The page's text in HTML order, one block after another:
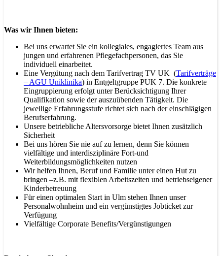
Was wir Ihnen bieten:
Bei uns erwartet Sie ein kollegiales, engagiertes Team aus
jungen und erfahrenen Pflegefachpersonen, das Sie
individuell einarbeitet.
Eine Vergütung nach dem Tarifvertrag TV UK (Tarifverträge
– AGU Uniklinika) in Entgeltgruppe PUK 7. Die konkrete
Eingruppierung erfolgt unter Berücksichtigung Ihrer
Qualifikation sowie der auszuübenden Tätigkeit. Die
jeweilige Erfahrungsstufe richtet sich nach der einschlägigen
Berufserfahrung.
Unsere betriebliche Altersvorsorge bietet Ihnen zusätzlich
Sicherheit
Bei uns hören Sie nie auf zu lernen, denn Sie können
vielfältige und interdisziplinäre Fort-und
Weiterbildungsmöglichkeiten nutzen
Wir helfen Ihnen, Beruf und Familie unter einen Hut zu
bringen –z.B. mit flexiblen Arbeitszeiten und betriebseigener
Kinderbetreuung
Für einen optimalen Start in Ulm stehen Ihnen unser
Personalwohnheim und ein vergünstigtes Jobticket zur
Verfügung
Vielfältige Corporate Benefits/Vergünstigungen